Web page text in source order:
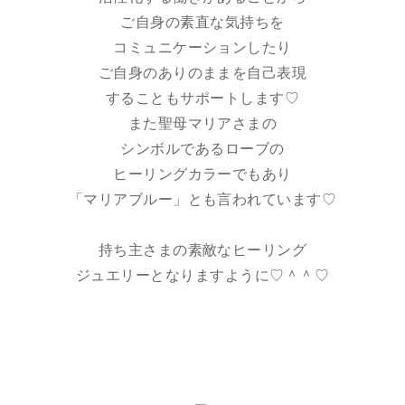
ご自身の素直な気持ちを
コミュニケーションしたり
ご自身のありのままを自己表現
することもサポートします♡
また聖母マリアさまの
シンボルであるローブの
ヒーリングカラーでもあり
「マリアブルー」とも言われています♡
持ち主さまの素敵なヒーリング
ジュエリーとなりますように♡＾＾♡